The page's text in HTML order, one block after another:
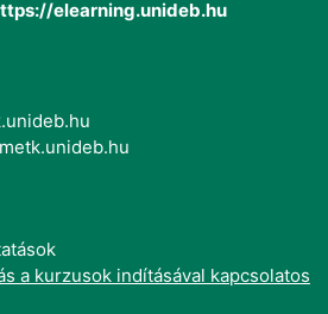
elearning.unideb.hu
a kurzusok indításával kapcsolatos